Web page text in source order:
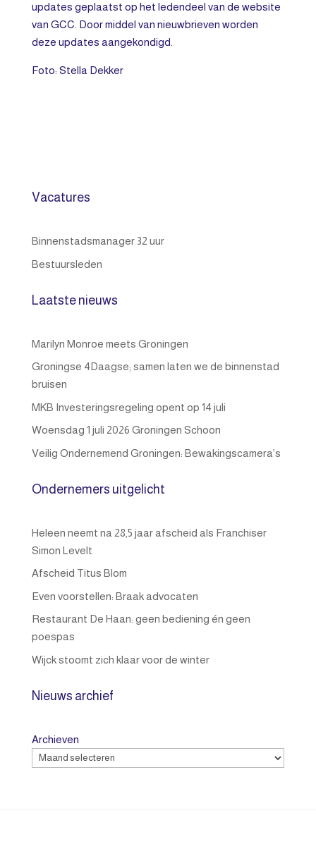
updates geplaatst op het ledendeel van de website
van GCC. Door middel van nieuwbrieven worden
deze updates aangekondigd.
Foto: Stella Dekker
Vacatures
Binnenstadsmanager 32 uur
Bestuursleden
Laatste nieuws
Marilyn Monroe meets Groningen
Groningse 4Daagse; samen laten we de binnenstad
bruisen
MKB Investeringsregeling opent op 14 juli
Woensdag 1 juli 2026 Groningen Schoon
Veilig Ondernemend Groningen: Bewakingscamera’s
Ondernemers uitgelicht
Heleen neemt na 28,5 jaar afscheid als Franchiser
Simon Levelt
Afscheid Titus Blom
Even voorstellen: Braak advocaten
Restaurant De Haan: geen bediening én geen
poespas
Wijck stoomt zich klaar voor de winter
Nieuws archief
Archieven